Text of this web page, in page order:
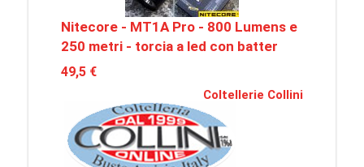
Nitecore - MT1A Pro - 800 Lumens e
250 metri - torcia a led con batter
49,5 €
Coltellerie Collini